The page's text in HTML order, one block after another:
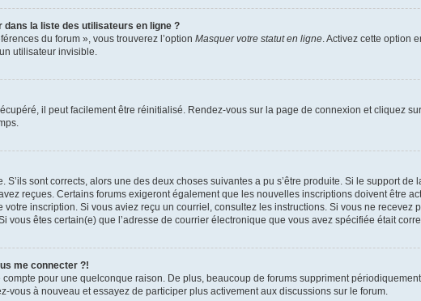
dans la liste des utilisateurs en ligne ?
du forum », vous trouverez l’option Masquer votre statut en ligne. Activez cette option
utilisateur invisible.
il peut facilement être réinitialisé. Rendez-vous sur la page de connexion et cliquez sur
S’ils sont corrects, alors une des deux choses suivantes a pu s’être produite. Si le support
reçues. Certains forums exigeront également que les nouvelles inscriptions doivent être
inscription. Si vous aviez reçu un courriel, consultez les instructions. Si vous ne
êtes certain(e) que l’adresse de courrier électronique que vous avez spécifiée était
me connecter ?!
compte pour une quelconque raison. De plus, beaucoup de forums suppriment
vous à nouveau et essayez de participer plus activement aux discussions sur le forum.